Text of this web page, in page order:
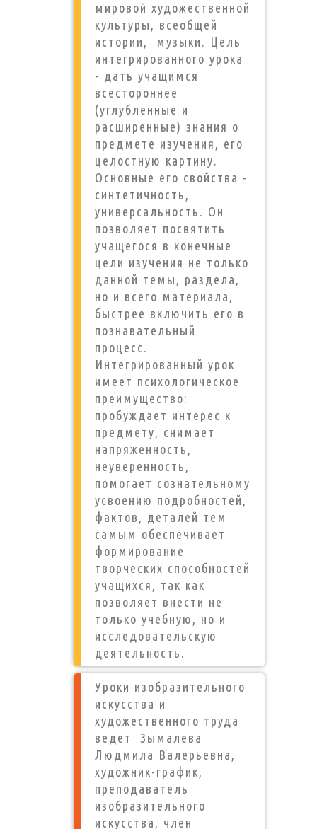
мировой художественной
культуры, всеобщей
истории, музыки. Цель
интегрированного урока
- дать учащимся
всестороннее
(углубленные и
расширенные) знания о
предмете изучения, его
целостную картину.
Основные его свойства -
синтетичность,
универсальность. Он
позволяет посвятить
учащегося в конечные
цели изучения не только
данной темы, раздела,
но и всего материала,
быстрее включить его в
познавательный
процесс.
Интегрированный урок
имеет психологическое
преимущество:
пробуждает интерес к
предмету, снимает
напряженность,
неуверенность,
помогает сознательному
усвоению подробностей,
фактов, деталей тем
самым обеспечивает
формирование
творческих способностей
учащихся, так как
позволяет внести не
только учебную, но и
исследовательскую
деятельность.
Уроки изобразительного
искусства и
художественного труда
ведет Зымалева
Людмила Валерьевна,
художник-график,
преподаватель
изобразительного
искусства, член